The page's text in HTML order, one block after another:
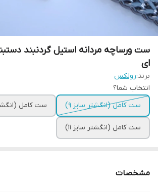
ست ورساچه مردانه استیل گردنبند
ای
برند:رولکس
انتخاب شما؟
ست کامل (انگشتر سایز ۹)
ست کامل (انگشتر
ست کامل (انگشتر سایز ۱۱)
مشخصات